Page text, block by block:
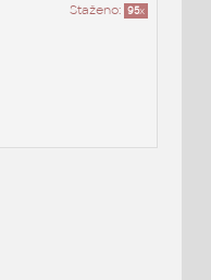
Staženo: 95x